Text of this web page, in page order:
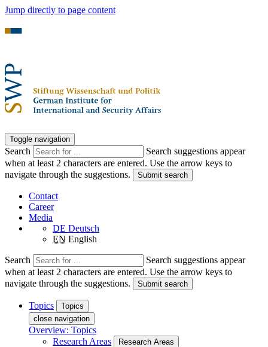
Jump directly to page content
Toggle navigation
Search
Search suggestions appear
when at least 2 characters are entered. Use the arrow keys to
navigate through the suggestions.
Submit search
Contact
Career
Media
DE Deutsch
EN English
Search
Search suggestions appear
when at least 2 characters are entered. Use the arrow keys to
navigate through the suggestions.
Submit search
Topics
Topics
close navigation
Overview: Topics
Research Areas
Research Areas